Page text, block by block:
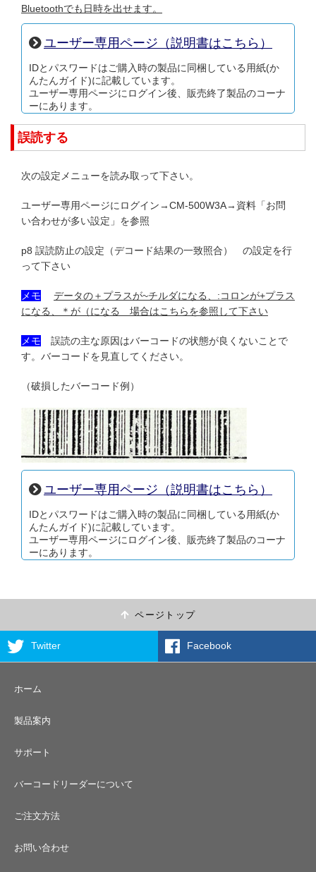
Bluetoothでも日時を出せます。
ユーザー専用ページ（説明書はこちら）
IDとパスワードはご購入時の製品に同梱している用紙(か
んたんガイド)に記載しています。
ユーザー専用ページにログイン後、販売終了製品のコーナ
ーにあります。
誤読する
次の設定メニューを読み取って下さい。
ユーザー専用ページにログイン→CM-500W3A→資料「お問
い合わせが多い設定」を参照
p8 誤読防止の設定（デコード結果の一致照合） の設定を行
って下さい
メモ
データの＋プラスが~チルダになる、:コロンが+プラス
になる、＊が（になる 場合はこちらを参照して下さい
メモ 誤読の主な原因はバーコードの状態が良くないことで
す。バーコードを見直してください。
（破損したバーコード例）
ユーザー専用ページ（説明書はこちら）
IDとパスワードはご購入時の製品に同梱している用紙(か
んたんガイド)に記載しています。
ユーザー専用ページにログイン後、販売終了製品のコーナ
ーにあります。
ページトップ
Twitter Facebook
ホーム
製品案内
サポート
バーコードリーダーについて
ご注文方法
お問い合わせ